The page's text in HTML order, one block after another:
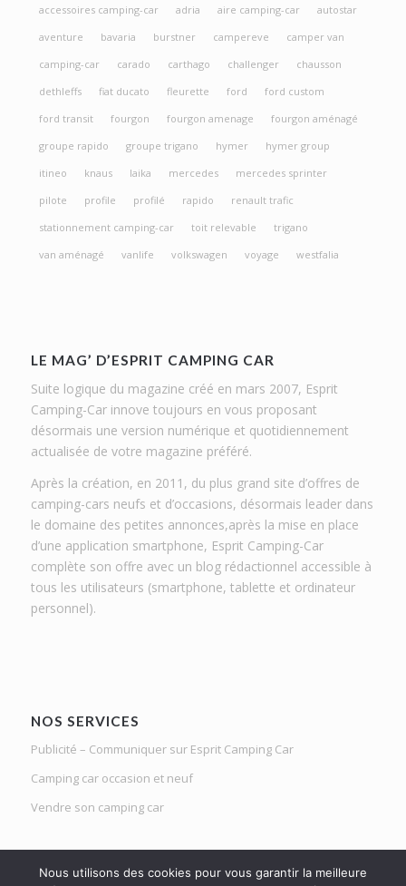
accessoires camping-car adria aire camping-car
autostar
aventure
bavaria burstner campereve
camper van
camping-car
carado carthago challenger
chausson
dethleffs
fiat ducato fleurette ford
ford custom
ford transit
fourgon fourgon amenage
fourgon aménagé
groupe rapido
groupe trigano hymer
hymer group
itineo
knaus laika mercedes
mercedes sprinter
pilote
profile profilé rapido
renault trafic
stationnement camping-car
toit relevable
trigano
van aménagé
vanlife volkswagen voyage westfalia
LE MAG’ D’ESPRIT CAMPING CAR
Suite logique du magazine créé en mars 2007, Esprit
Camping-Car innove toujours en vous proposant
désormais une version numérique et quotidiennement
actualisée de votre magazine préféré.
Après la création, en 2011, du plus grand site d’offres de
camping-cars neufs et d’occasions, désormais leader dans
le domaine des petites annonces,après la mise en place
d’une application smartphone, Esprit Camping-Car
complète son offre avec un blog rédactionnel accessible à
tous les utilisateurs (smartphone, tablette et ordinateur
personnel).
NOS SERVICES
Publicité – Communiquer sur Esprit Camping Car
Camping car occasion et neuf
Vendre son camping car
Nous utilisons des cookies pour vous garantir la meilleure